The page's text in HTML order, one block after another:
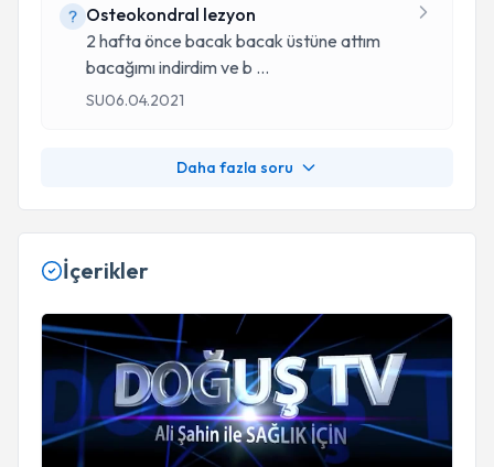
Osteokondral lezyon
2 hafta önce bacak bacak üstüne attım
bacağımı indirdim ve b ...
SU06.04.2021
Daha fazla soru
İçerikler
Youtube - Spor Yaralanmaları | Op. Dr. Tural khalilov